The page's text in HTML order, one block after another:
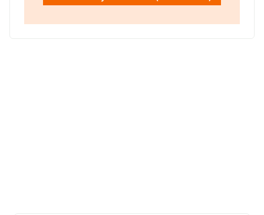
sobre 46.044 compañías, en el ámbito nacional la
y la media de facturación de ventas entre todas las